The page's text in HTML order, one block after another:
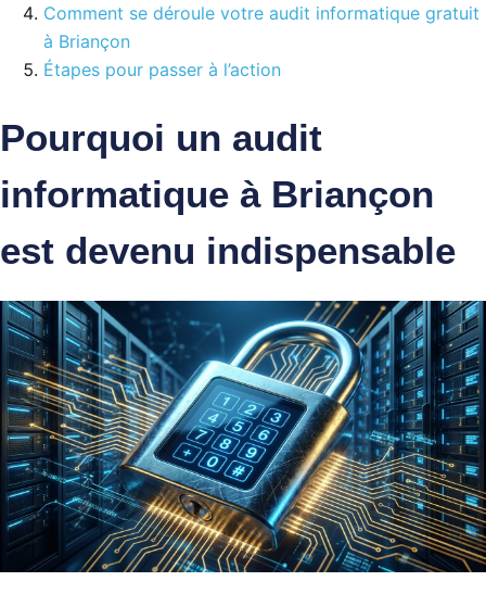
Comment se déroule votre audit informatique gratuit
à Briançon
Étapes pour passer à l’action
Pourquoi un audit
informatique à Briançon
est devenu indispensable